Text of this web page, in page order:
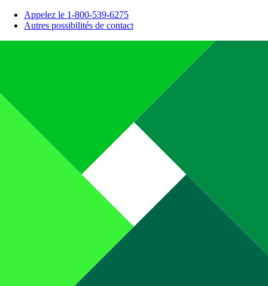
Appelez le 1-800-539-6275
Autres possibilités de contact